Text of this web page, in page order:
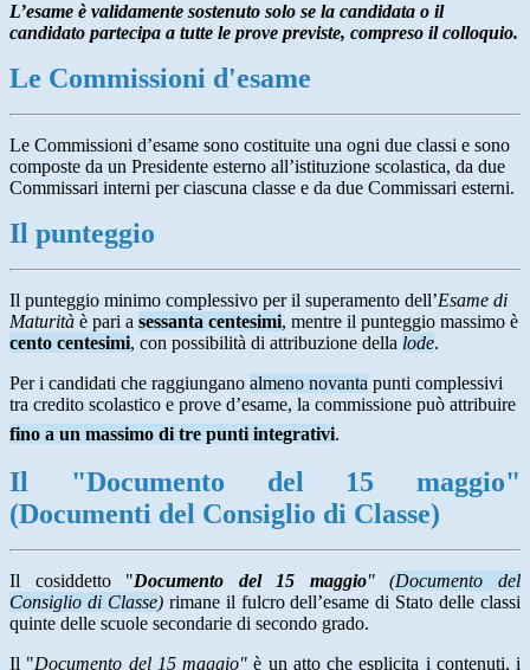
L’esame è validamente sostenuto solo se la candidata o il
candidato partecipa a tutte le prove previste, compreso il colloquio.
Le Commissioni d'esame
Le Commissioni d’esame sono costituite una ogni due classi e sono
composte da un Presidente esterno all’istituzione scolastica, da due
Commissari interni per ciascuna classe e da due Commissari esterni.
Il punteggio
Il punteggio minimo complessivo per il superamento dell’Esame di
Maturità è pari a sessanta centesimi, mentre il punteggio massimo è
cento centesimi, con possibilità di attribuzione della lode.
Per i candidati che raggiungano almeno novanta punti complessivi
tra credito scolastico e prove d’esame, la commissione può attribuire
fino a un massimo di tre punti integrativi.
Il "Documento del 15 maggio"
(Documenti del Consiglio di Classe)
Il cosiddetto "Documento del 15 maggio" (Documento del
Consiglio di Classe) rimane il fulcro dell’esame di Stato delle classi
quinte delle scuole secondarie di secondo grado.
Il "Documento del 15 maggio" è un atto che esplicita i contenuti, i